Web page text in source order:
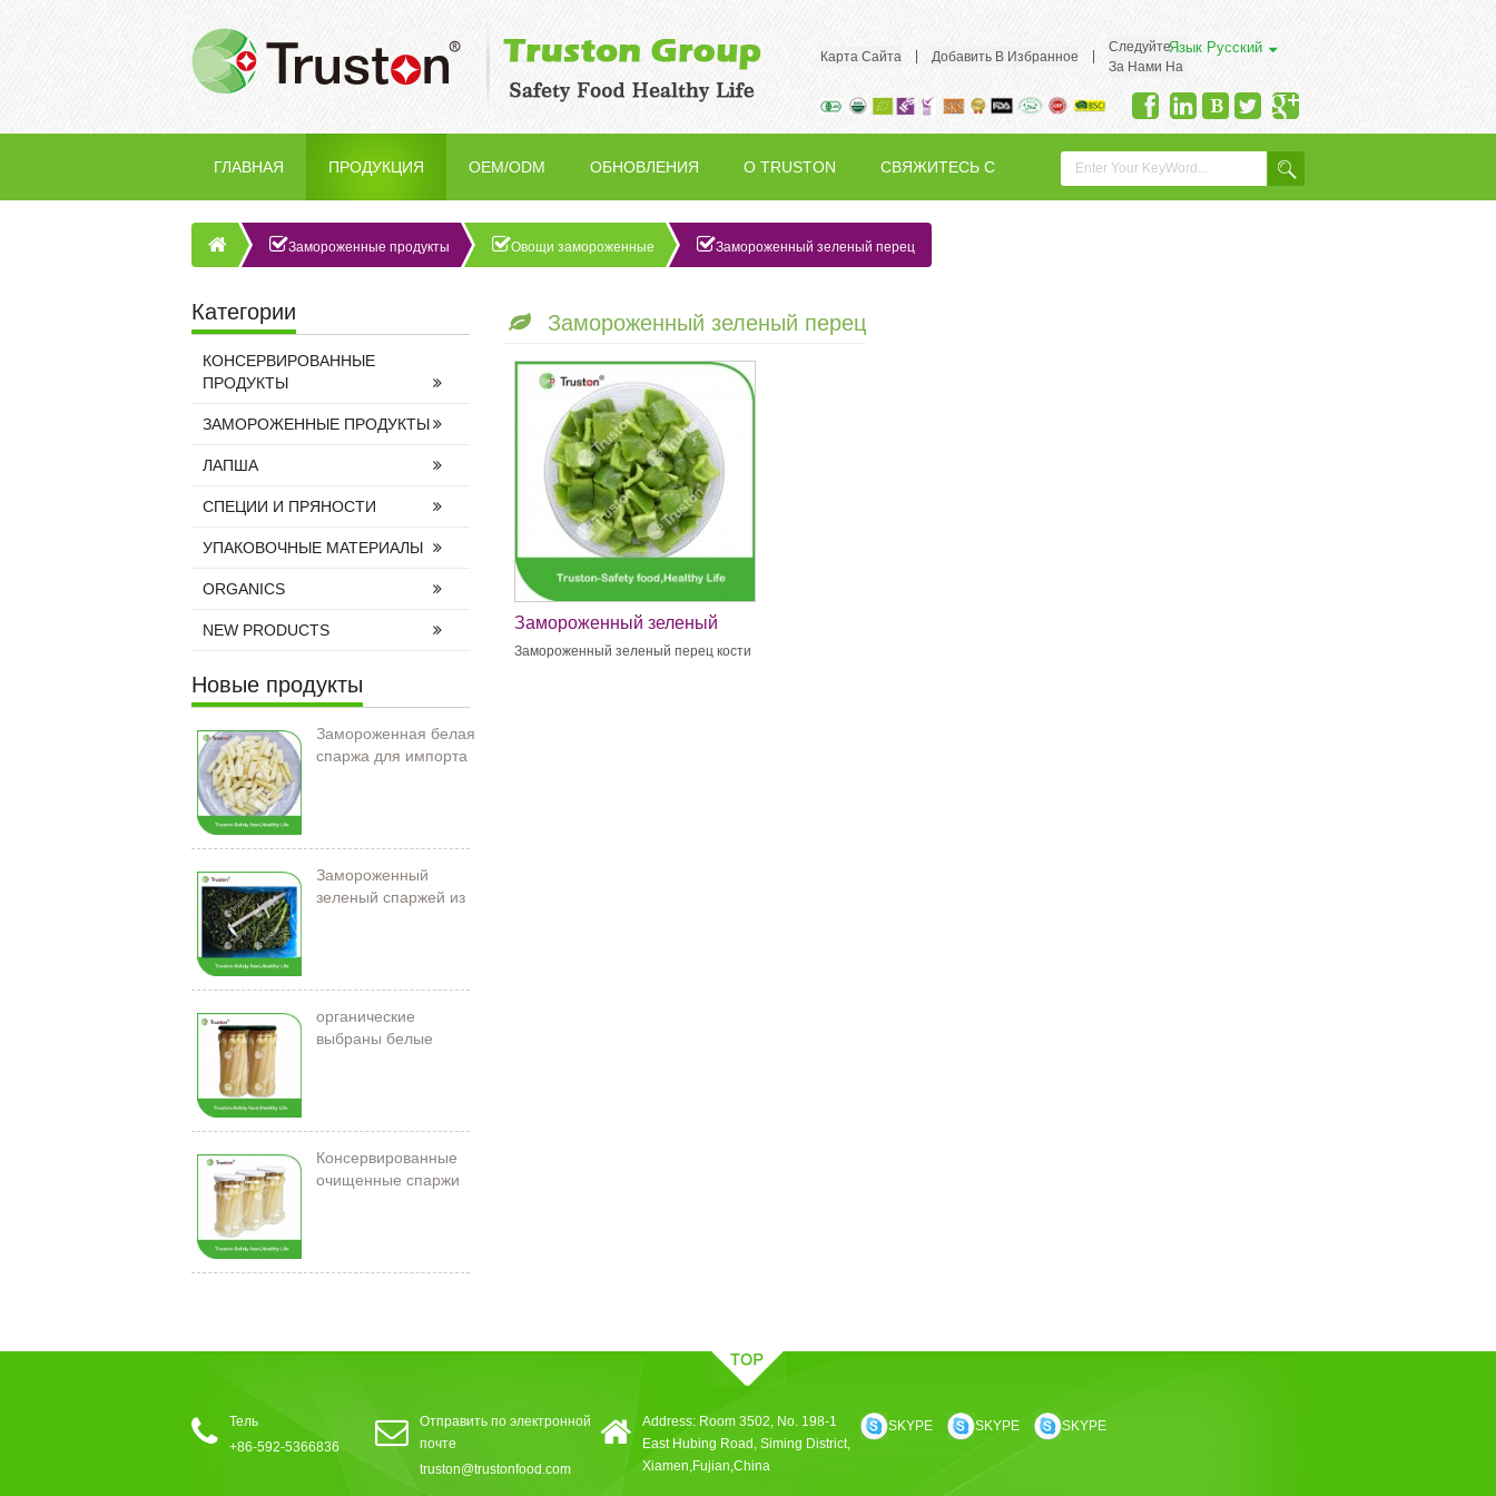
Карта Сайта Добавить В Избранное
Следуйте
За Нами На
Язык Русский
ГЛАВНАЯ ПРОДУКЦИЯ OEM/ODM ОБНОВЛЕНИЯ О TRUSTON СВЯЖИТЕСЬ С
Замороженные продукты Овощи замороженные Замороженный зеленый перец
Категории
КОНСЕРВИРОВАННЫЕ
ПРОДУКТЫ
ЗАМОРОЖЕННЫЕ ПРОДУКТЫ
ЛАПША
СПЕЦИИ И ПРЯНОСТИ
УПАКОВОЧНЫЕ МАТЕРИАЛЫ
ORGANICS
NEW PRODUCTS
Новые продукты
Замороженная белая
спаржа для импорта
Замороженный
зеленый спаржей из
органические
выбраны белые
Консервированные
очищенные спаржи
Замороженный зеленый перец
Замороженный зеленый
перец кости
Замороженный зеленый перец кости
Тель
+86-592-5366836
Отправить по электронной
почте
truston@trustonfood.com
Address: Room 3502, No. 198-1
East Hubing Road, Siming District,
Xiamen,Fujian,China
SKYPE SKYPE SKYPE